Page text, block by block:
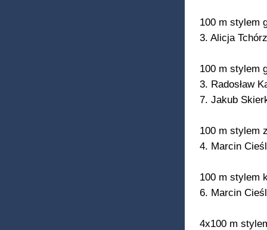
100 m stylem
3. Alicja
100 m stylem
3. Radosław
7. Jakub
100 m stylem
4. Marcin
100 m stylem
6. Marcin
4x100 m